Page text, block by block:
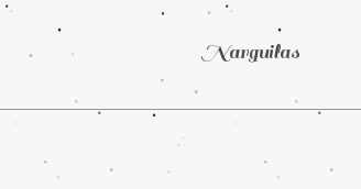
Narguilas